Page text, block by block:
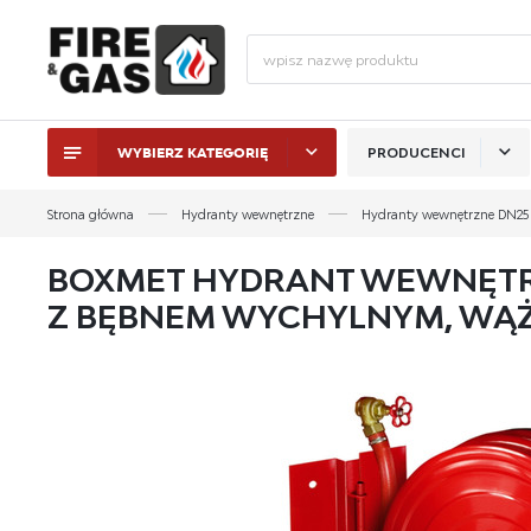
WYBIERZ KATEGORIĘ PRODUCENCI
Strona główna Hydranty wewnętrzne Hydranty wewnętrzne DN25
BOXMET HYDRANT
Z BĘBNEM WYCHYLNYM,